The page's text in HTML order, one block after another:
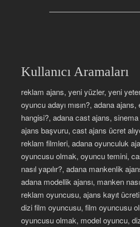
Kullanıcı Aramaları
reklam ajans, yeni yüzler, yeni
oyuncu adayı mısın?, adana
hangisi?, adana cast ajans,
ajans başvuru, cast ajans ücret
reklam filmleri, adana oyunculuk
oyuncusu olmak, oyuncu temini,
nasıl yapılır?, adana mankenlik
adana modellik ajansı, manken
reklam oyuncusu, ajans kayıt
dizi film oyuncusu, film oyuncusu
oyuncusu olmak, model oyuncu,